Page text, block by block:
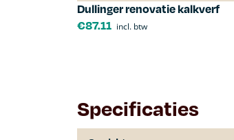
Dullinger renovatie kalkverf
€87.11 incl. btw
Specificaties